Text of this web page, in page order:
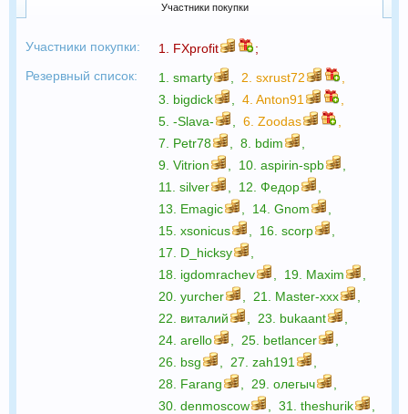
Участники покупки
Участники покупки: 1. FXprofit
;
Резервный список:
1. smarty 2. sxrust72
3. bigdick 4. Anton91
5. -Slava- 6. Zoodas
7. Petr78 8. bdim
9. Vitrion 10. aspirin-spb
11. silver 12. Федор
13. Emagic 14. Gnom
15. xsonicus 16. scorp
17. D_hicksy
18. igdomrachev 19. Maxim
20. yurcher 21. Master-xxx
22. виталий 23. bukaant
24. arello 25. betlancer
26. bsg 27. zah191
28. Farang 29. олегыч
30. denmoscow 31. theshurik